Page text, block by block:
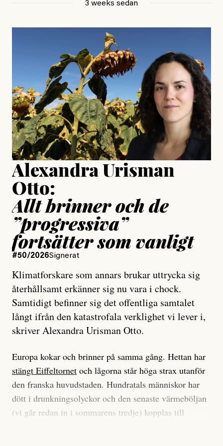
Jonas Lundström
Publicerad24 July, 2026
#23/2026
Jesper Lundby: ”Livet i sig
är ganska politiskt”
Jesper Lundby
Publicerad15 July, 2026
Uppdaterad15 July, 2026
3 weeks sedan
Alexandra Urisman
Otto:
Allt brinner och de
”progressiva”
fortsätter som vanligt
#50/2026Signerat
Klimatforskare som annars brukar uttrycka sig
återhållsamt erkänner sig nu vara i chock.
Samtidigt befinner sig det offentliga samtalet
långt ifrån den katastrofala verklighet vi lever i,
skriver Alexandra Urisman Otto.
Europa kokar och brinner på samma gång. Hettan har
stängt Eiffeltornet och lågorna står höga strax utanför
den franska huvudstaden. Hundratals människor har
dött i drunkningsolyckor och den senaste värmeböljan
(vi går redan in i sommarens tredje) kopplas till